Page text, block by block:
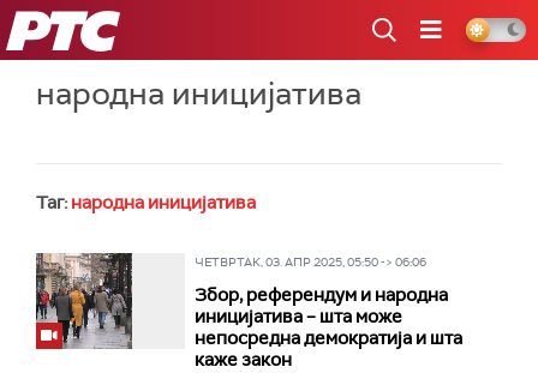
РТС
народна иницијатива
Таг: народна иницијатива
ЧЕТВРТАК, 03. АПР 2025, 05:50 -> 06:06
Збор, референдум и народна
иницијатива – шта може
непосредна демократија и шта
каже закон